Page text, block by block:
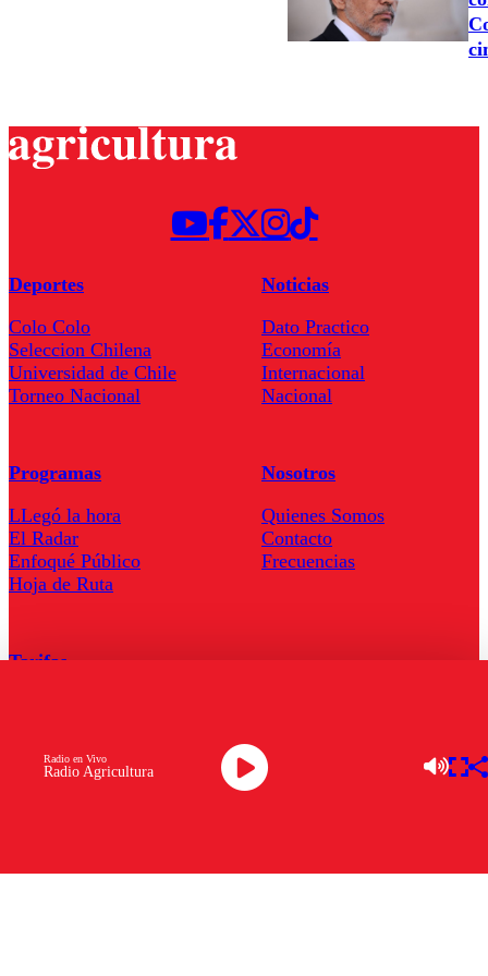
Radio Agricultura
Radio en Vivo
Deportes
Colo Colo
Seleccion Chilena
Universidad de Chile
Torneo Nacional
Noticias
Dato Practico
Economía
Internacional
Nacional
Programas
LLegó la hora
El Radar
Enfoqué Público
Hoja de Ruta
Nosotros
Quienes Somos
Contacto
Frecuencias
Tarifas
Descarga la APP